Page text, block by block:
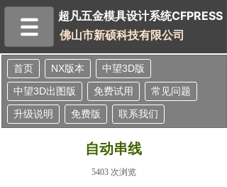
超凡五金模具设计
超凡五金模具设计系统CFPRESS
佛山市新硕科技有限公司
首页 NX版本
中望3D版
中望3D出图版
免费试用
常见问题
升级说明
免费版 联系我们
自动串线
5403 次浏览